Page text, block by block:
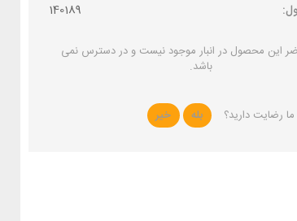
140189
این محصول در انبار موجود نیست و در دسترس نمی
باشد.
رضایت دارید؟ بله خیر